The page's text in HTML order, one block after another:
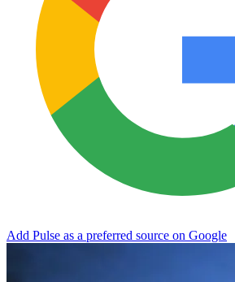
Add Pulse as a preferred source on Google